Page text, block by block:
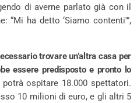
di averne parlato già con il
“Mi ha detto ‘Siamo contenti'”,
trovare un’altra casa per
essere predisposto e pronto lo
ospitare 18.000 spettatori.
10 milioni di euro, e gli altri 5